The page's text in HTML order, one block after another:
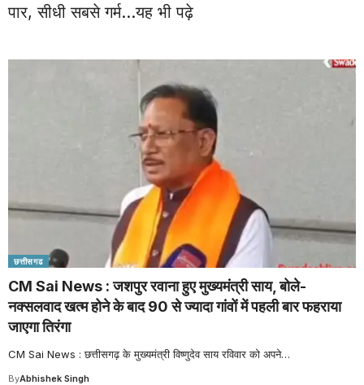
पार, सीधी सबसे गर्म…यह भी पढ़े
छत्तीसगढ
CM Sai News : जशपुर रवाना हुए मुख्यमंत्री साय, बोले-
नक्सलवाद खत्म होने के बाद 90 से ज्यादा गांवों में पहली बार फहराया
जाएगा तिरंगा
CM Sai News : छत्तीसगढ़ के मुख्यमंत्री विष्णुदेव साय रविवार को अपने…
ByAbhishek Singh